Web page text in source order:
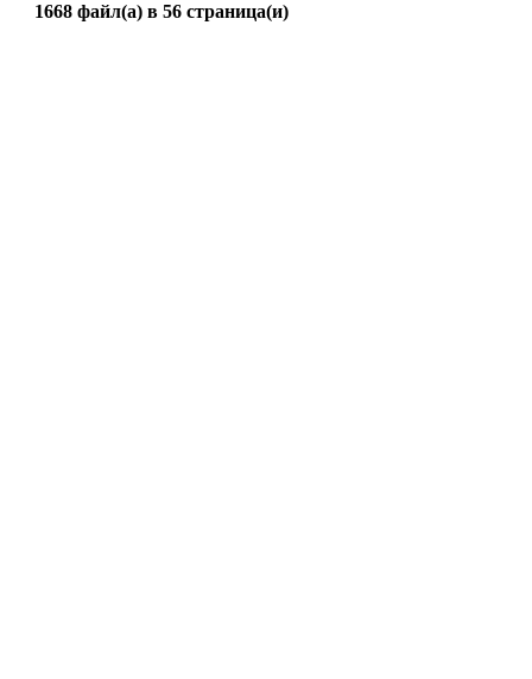
1668 файл(а) в 56 страница(и)